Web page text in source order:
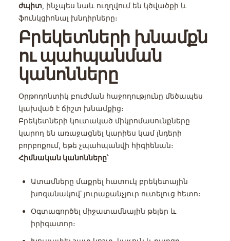
ժպիտ , ինչպես նաև ուղղվում են կծվածքի և
ֆունկցիոնալ խնդիրները։
Բրեկետների խնամքն
ու պահպանման
կանոնները
Օրթոդոնտիկ բուժման հաջողությունը մեծապես
կախված է ճիշտ խնամքից։
Բրեկետների կուտակած միկրոմասունքները
կարող են առաջացնել կարիես կամ լնդերի
բորբոքում, եթե չպահպանվի հիգիենան։
Հիմնական կանոնները՝
Ատամները մաքրել հատուկ բրեկետային
խոզանակով՝ յուրաքանչյուր ուտելուց հետո։
Օգտագործել միջատամնային թելեր և
իրիգատոր։